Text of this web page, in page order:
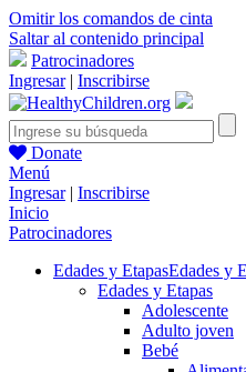
Omitir los comandos de cinta
Saltar al contenido principal
Patrocinadores
Ingresar| Inscribirse
Donate
Menú
Ingresar| Inscribirse
Inicio
Patrocinadores
Edades y EtapasEdades y
Edades y Etapas
Adolescente
Adulto joven
Bebé